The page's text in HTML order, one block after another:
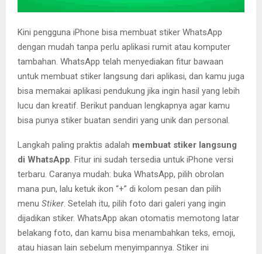
Kini pengguna iPhone bisa membuat stiker WhatsApp
dengan mudah tanpa perlu aplikasi rumit atau komputer
tambahan. WhatsApp telah menyediakan fitur bawaan
untuk membuat stiker langsung dari aplikasi, dan kamu juga
bisa memakai aplikasi pendukung jika ingin hasil yang lebih
lucu dan kreatif. Berikut panduan lengkapnya agar kamu
bisa punya stiker buatan sendiri yang unik dan personal.
Langkah paling praktis adalah membuat stiker langsung
di WhatsApp. Fitur ini sudah tersedia untuk iPhone versi
terbaru. Caranya mudah: buka WhatsApp, pilih obrolan
mana pun, lalu ketuk ikon “+” di kolom pesan dan pilih
menu Stiker. Setelah itu, pilih foto dari galeri yang ingin
dijadikan stiker. WhatsApp akan otomatis memotong latar
belakang foto, dan kamu bisa menambahkan teks, emoji,
atau hiasan lain sebelum menyimpannya. Stiker ini